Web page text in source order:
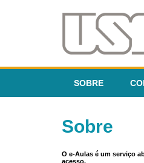
SOBRE
Sobre
O e-Aulas é um serviço
acesso.